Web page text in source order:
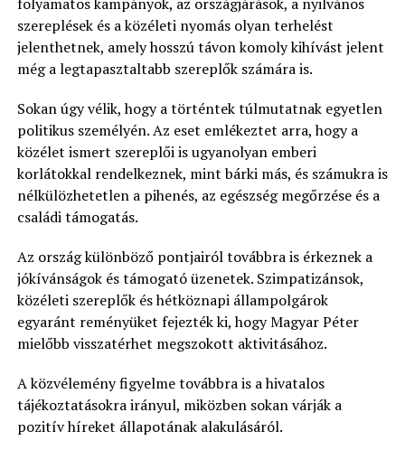
szereplések és a közéleti nyomás olyan terhelést
jelenthetnek, amely hosszú távon komoly kihívást jelent
még a legtapasztaltabb szereplők számára is.
Sokan úgy vélik, hogy a történtek túlmutatnak egyetlen
politikus személyén. Az eset emlékeztet arra, hogy a
közélet ismert szereplői is ugyanolyan emberi
korlátokkal rendelkeznek, mint bárki más, és számukra is
nélkülözhetetlen a pihenés, az egészség megőrzése és a
családi támogatás.
Az ország különböző pontjairól továbbra is érkeznek a
jókívánságok és támogató üzenetek. Szimpatizánsok,
közéleti szereplők és hétköznapi állampolgárok
egyaránt reményüket fejezték ki, hogy Magyar Péter
mielőbb visszatérhet megszokott aktivitásához.
A közvélemény figyelme továbbra is a hivatalos
tájékoztatásokra irányul, miközben sokan várják a
pozitív híreket állapotának alakulásáról.